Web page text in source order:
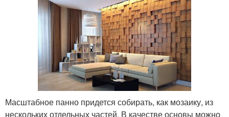
Масштабное панно придется собирать, как мозаику, из
нескольких отдельных частей. В качестве основы можно